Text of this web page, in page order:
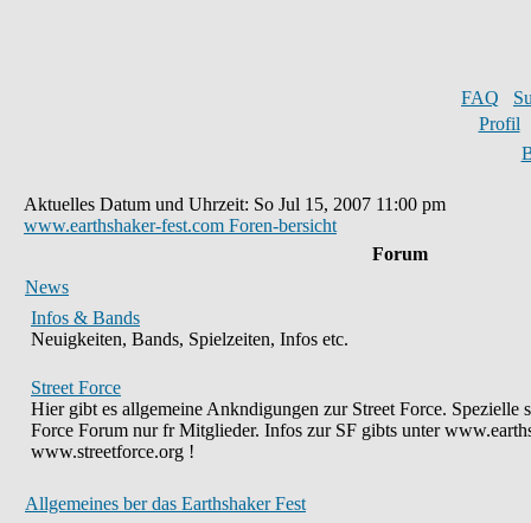
FAQ
Profil
Aktuelles Datum und Uhrzeit: So Jul 15, 2007 11:00 pm
www.earthshaker-fest.com Foren-bersicht
Forum
News
Infos & Bands
Neuigkeiten, Bands, Spielzeiten, Infos etc.
Street Force
Hier gibt es allgemeine Ankndigungen zur Street Force. Spezielle
Force Forum nur fr Mitglieder. Infos zur SF gibts unter
www.streetforce.org !
Allgemeines ber das Earthshaker Fest